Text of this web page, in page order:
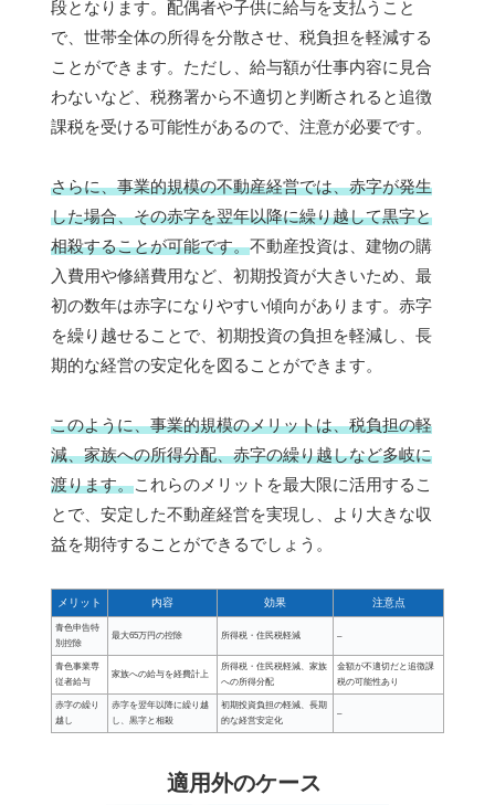
段となります。配偶者や子供に給与を支払うこと
で、世帯全体の所得を分散させ、税負担を軽減する
ことができます。ただし、給与額が仕事内容に見合
わないなど、税務署から不適切と判断されると追徴
課税を受ける可能性があるので、注意が必要です。
さらに、事業的規模の不動産経営では、赤字が発生
した場合、その赤字を翌年以降に繰り越して黒字と
相殺することが可能です。不動産投資は、建物の購
入費用や修繕費用など、初期投資が大きいため、最
初の数年は赤字になりやすい傾向があります。赤字
を繰り越せることで、初期投資の負担を軽減し、長
期的な経営の安定化を図ることができます。
このように、事業的規模のメリットは、税負担の軽
減、家族への所得分配、赤字の繰り越しなど多岐に
渡ります。これらのメリットを最大限に活用するこ
とで、安定した不動産経営を実現し、より大きな収
益を期待することができるでしょう。
メリット 内容 効果 注意点
青色申告特
別控除
最大65万円の控除 所得税・住民税軽減 –
青色事業専
従者給与
家族への給与を経費計上
所得税・住民税軽減、家族
への所得分配
金額が不適切だと追徴課
税の可能性あり
赤字の繰り
越し
赤字を翌年以降に繰り越
し、黒字と相殺
初期投資負担の軽減、長期
的な経営安定化
–
適用外のケース